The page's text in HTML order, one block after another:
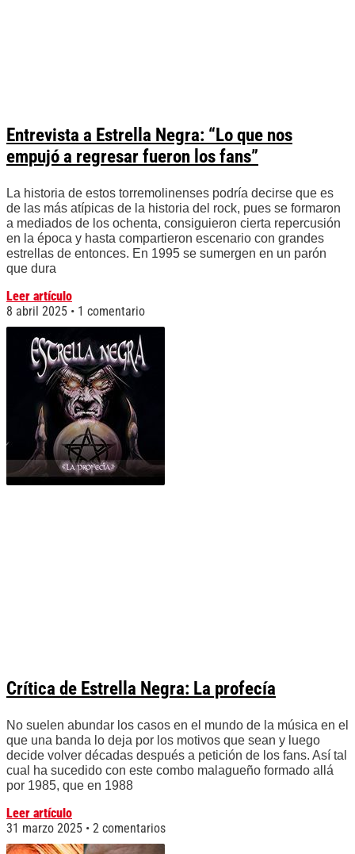
Entrevista a Estrella Negra: “Lo que nos
empujó a regresar fueron los fans”
La historia de estos torremolinenses podría decirse que es
de las más atípicas de la historia del rock, pues se formaron
a mediados de los ochenta, consiguieron cierta repercusión
en la época y hasta compartieron escenario con grandes
estrellas de entonces. En 1995 se sumergen en un parón
que dura
Leer artículo
8 abril 2025
1 comentario
Crítica de Estrella Negra: La profecía
No suelen abundar los casos en el mundo de la música en el
que una banda lo deja por los motivos que sean y luego
decide volver décadas después a petición de los fans. Así tal
cual ha sucedido con este combo malagueño formado allá
por 1985, que en 1988
Leer artículo
31 marzo 2025
2 comentarios